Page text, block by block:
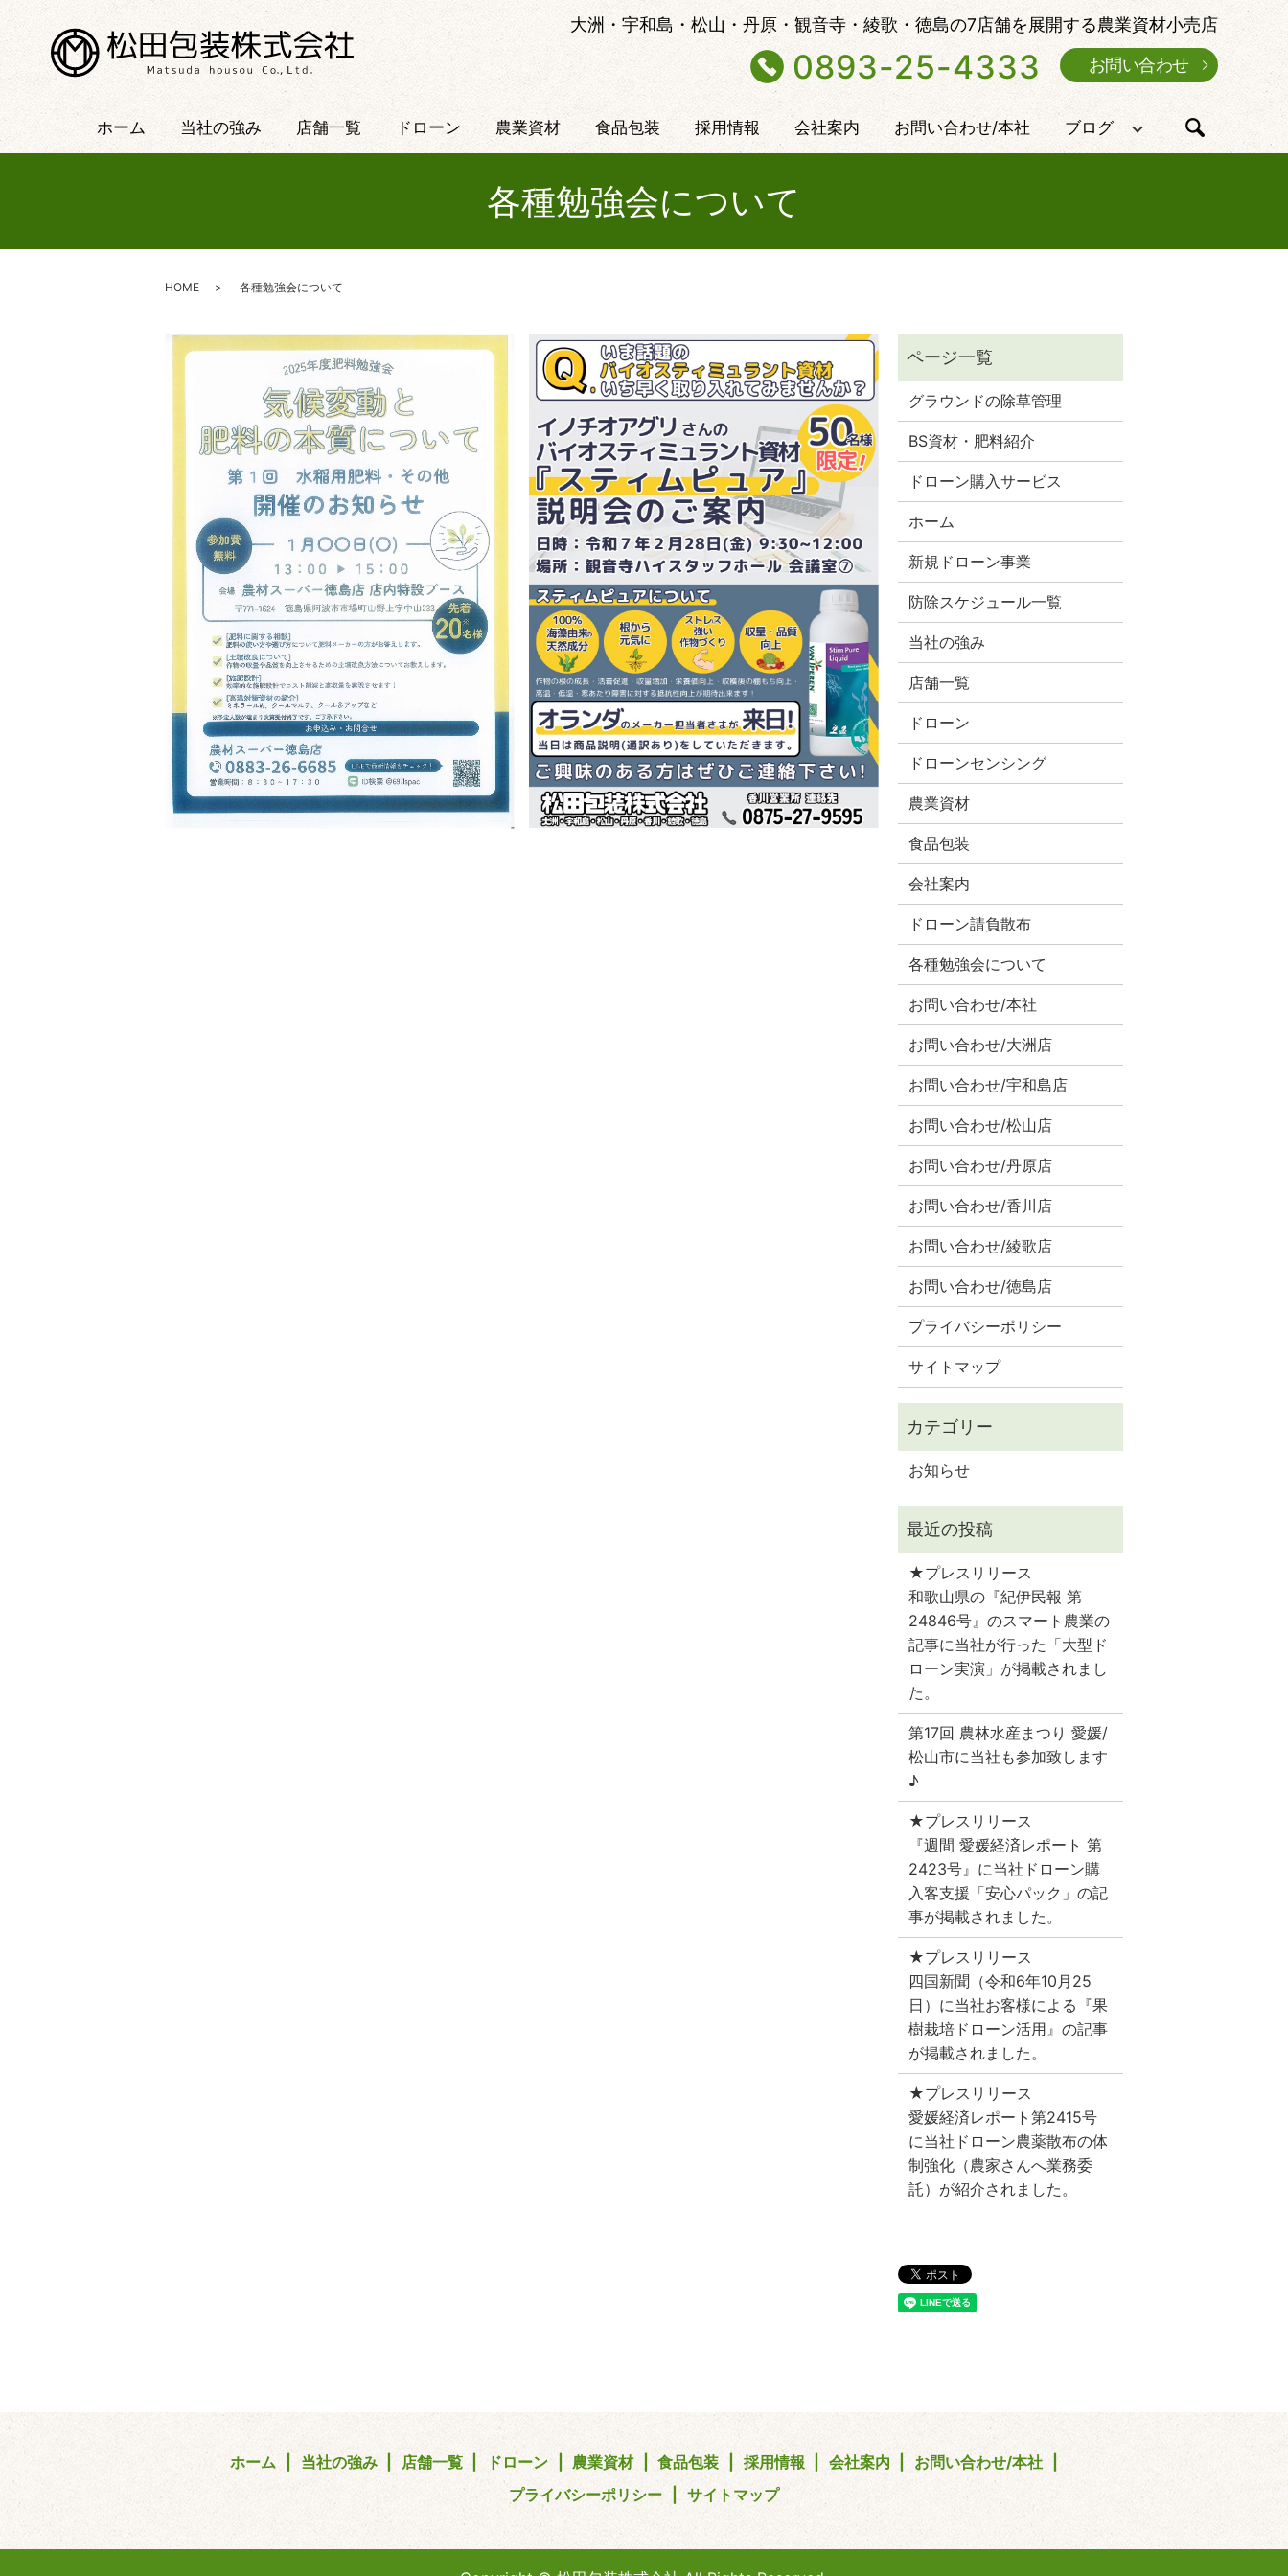
大洲・宇和島・松山・丹原・観音寺・綾歌・徳島の7店舗を展開する農業資材小売店
0893-25-4333 お問い合わせ
ホーム 当社の強み 店舗一覧 ドローン 農業資材 食品包装 採用情報 会社案内 お問い合わせ/本社 ブログ search
各種勉強会について
HOME 各種勉強会について
グラウンドの除草管理
BS資材・肥料紹介
ドローン購入サービス
ホーム
新規ドローン事業
防除スケジュール一覧
当社の強み
店舗一覧
ドローン
ドローンセンシング
農業資材
食品包装
会社案内
ドローン請負散布
各種勉強会について
お問い合わせ/本社
お問い合わせ/大洲店
お問い合わせ/宇和島店
お問い合わせ/松山店
お問い合わせ/丹原店
お問い合わせ/香川店
お問い合わせ/綾歌店
お問い合わせ/徳島店
プライバシーポリシー
サイトマップ
お知らせ
★プレスリリース
和歌山県の『紀伊民報 第
24846号』のスマート農業の
記事に当社が行った「大型ド
ローン実演」が掲載されまし
た。
第17回 農林水産まつり 愛媛/
松山市に当社も参加致します
♪
★プレスリリース
『週間 愛媛経済レポート 第
2423号』に当社ドローン購
入客支援「安心パック」の記
事が掲載されました。
★プレスリリース
四国新聞（令和6年10月25
日）に当社お客様による『果
樹栽培ドローン活用』の記事
が掲載されました。
★プレスリリース
愛媛経済レポート第2415号
に当社ドローン農薬散布の体
制強化（農家さんへ業務委
託）が紹介されました。
ホーム 当社の強み 店舗一覧 ドローン 農業資材 食品包装 採用情報 会社案内
お問い合わせ/本社
プライバシーポリシー
サイトマップ